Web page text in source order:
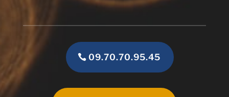
09.70.70.95.45